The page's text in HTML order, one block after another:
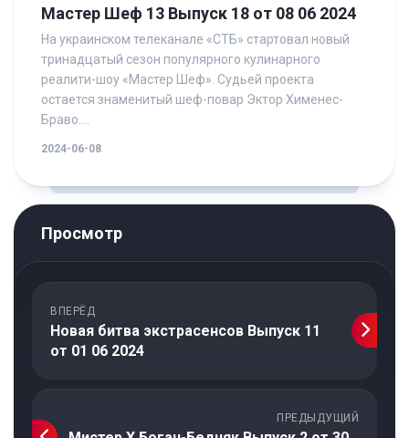
Мастер Шеф 13 Выпуск 18 от 08 06 2024
На украинском телеканале «СТБ» стартовал новый
тринадцатый сезон популярного кулинарного
реалити-шоу «Мастер Шеф». Судьей проекта
остается знаменитый шеф-повар Эктор Хименес-
Браво....
2024-06-08
Просмотр
ВПЕРЁД
Новая битва экстрасенсов Выпуск 11
от 01 06 2024
ПРЕДЫДУЩИЙ